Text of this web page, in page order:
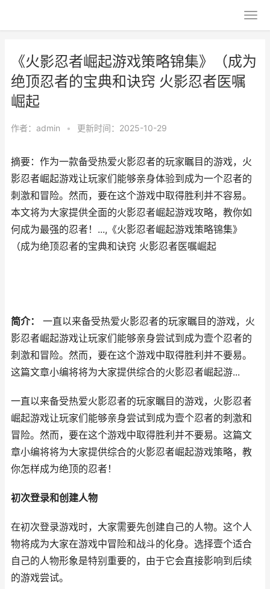
《火影忍者崛起游戏策略锦集》（成为
绝顶忍者的宝典和诀窍 火影忍者医嘱
崛起
作者： admin • 更新时间：2025-10-29
摘要：作为一款备受热爱火影忍者的玩家瞩目的游戏，火
影忍者崛起游戏让玩家们能够亲身体验到成为一个忍者的
刺激和冒险。然而，要在这个游戏中取得胜利并不容易。
本文将为大家提供全面的火影忍者崛起游戏攻略，教你如
何成为最强的忍者！...,《火影忍者崛起游戏策略锦集》
（成为绝顶忍者的宝典和诀窍 火影忍者医嘱崛起
简介：
一直以来备受热爱火影忍者的玩家瞩目的游戏，火
影忍者崛起游戏让玩家们能够亲身尝试到成为壹个忍者的
刺激和冒险。然而，要在这个游戏中取得胜利并不要易。
这篇文章小编将将为大家提供综合的火影忍者崛起游...
一直以来备受热爱火影忍者的玩家瞩目的游戏，火影忍者
崛起游戏让玩家们能够亲身尝试到成为壹个忍者的刺激和
冒险。然而，要在这个游戏中取得胜利并不要易。这篇文
章小编将将为大家提供综合的火影忍者崛起游戏策略，教
你怎样成为绝顶的忍者！
初次登录和创建人物
在初次登录游戏时，大家需要先创建自己的人物。这个人
物将成为大家在游戏中冒险和战斗的化身。选择壹个适合
自己的人物形象是特别重要的，由于它会直接影响到后续
的游戏尝试。